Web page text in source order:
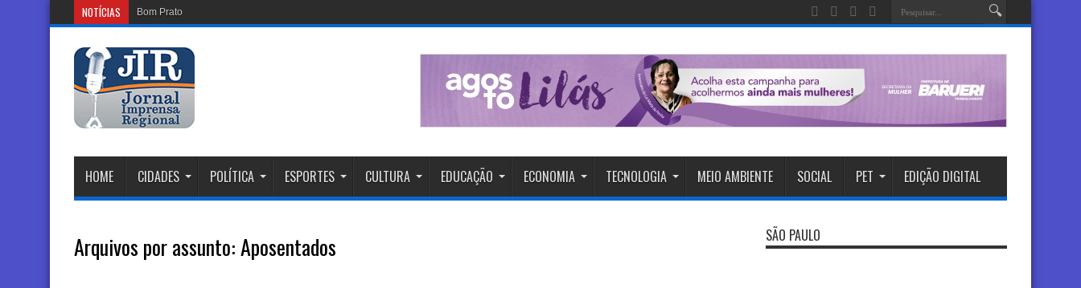
NOTÍCIAS Bom Prato celebra Dia dos
HOME CIDADES POLÍTICA ESPORTES CULTURA EDUCAÇÃO ECONOMIA TECNOLOGIA MEIO AMBIENTE SOCIAL PET EDIÇÃO DIGITAL
Arquivos por assunto:Aposentados SÃO PAULO